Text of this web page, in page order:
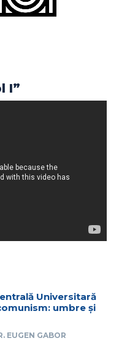
I”
Universitară
umbre și
EUGEN GABOR